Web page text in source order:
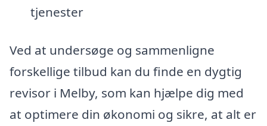
tjenester
Ved at undersøge og sammenligne
forskellige tilbud kan du finde en dygtig
revisor i Melby, som kan hjælpe dig med
at optimere din økonomi og sikre, at alt er